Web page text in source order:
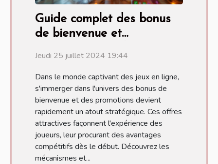
Guide complet des bonus
de bienvenue et
Jeudi 25 juillet 2024 19:44
Dans le monde captivant des jeux en ligne,
s'immerger dans l'univers des bonus de
bienvenue et des promotions devient
rapidement un atout stratégique. Ces offres
attractives façonnent l'expérience des
joueurs, leur procurant des avantages
compétitifs dès le début. Découvrez les
mécanismes et...